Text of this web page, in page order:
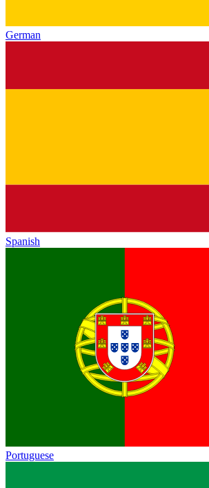
German
Spanish
Portuguese